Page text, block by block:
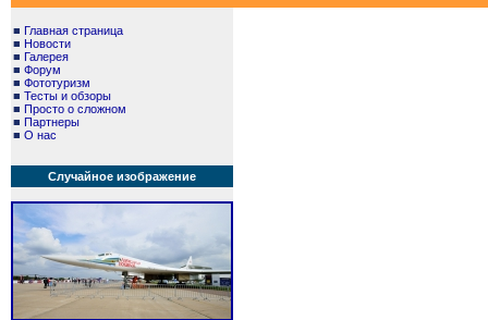
■ Главная страница
■ Новости
■ Галерея
■ Форум
■ Фототуризм
■ Тесты и обзоры
■ Просто о сложном
■ Партнеры
■ О нас
Случайное изображение